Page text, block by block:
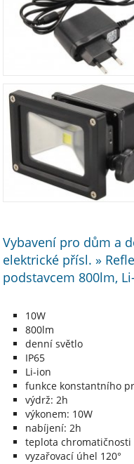
Vybavení pro dům a
elektrické přísl. »
podstavcem 800lm,
10W
800lm
denní světlo
IP65
Li-ion
funkce konstantního
výdrž: 2h
výkonem: 10W
nabíjení: 2h
teplota chromatičnosti
vyzařovací úhel 120°